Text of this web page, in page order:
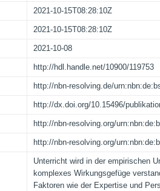
2021-10-15T08:28:10Z
2021-10-15T08:28:10Z
2021-10-08
http://hdl.handle.net/10900/119753
http://nbn-resolving.de/
http://dx.doi.org/10.15496/
http://nbn-resolving.org/
http://nbn-resolving.org/
Unterricht wird in der empirischen
komplexes Wirkungsgefüge
Faktoren wie der Expertise und